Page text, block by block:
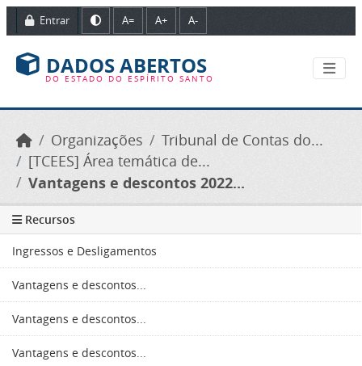
Ir para o conteúdo principal
Entrar A= A+ A-
DADOS ABERTOS
DO ESTADO DO ESPÍRITO SANTO
Organizações
Tribunal de Contas do...
[TCEES] Área temática de...
Vantagens e descontos 2022...
Recursos
Ingressos e Desligamentos
Vantagens e descontos...
Vantagens e descontos...
Vantagens e descontos...